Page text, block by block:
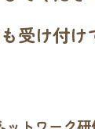
受け付け